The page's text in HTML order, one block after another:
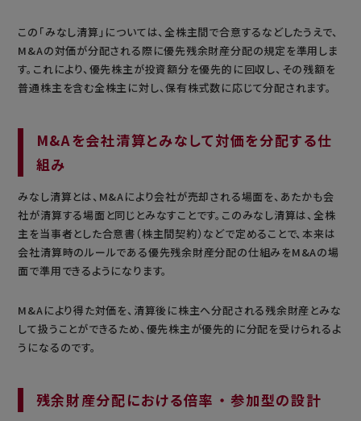
この「みなし清算」については、全株主間で合意するなどしたうえで、
M&Aの対価が分配される際に優先残余財産分配の規定を準用しま
す。これにより、優先株主が投資額分を優先的に回収し、その残額を
普通株主を含む全株主に対し、保有株式数に応じて分配されます。
M&Aを会社清算とみなして対価を分配する仕
組み
みなし清算とは、M&Aにより会社が売却される場面を、あたかも会
社が清算する場面と同じとみなすことです。このみなし清算は、全株
主を当事者とした合意書（株主間契約）などで定めることで、本来は
会社清算時のルールである優先残余財産分配の仕組みをM&Aの場
面で準用できるようになります。
M&Aにより得た対価を、清算後に株主へ分配される残余財産とみな
して扱うことができるため、優先株主が優先的に分配を受けられるよ
うになるのです。
残余財産分配における倍率 ・ 参加型の設計